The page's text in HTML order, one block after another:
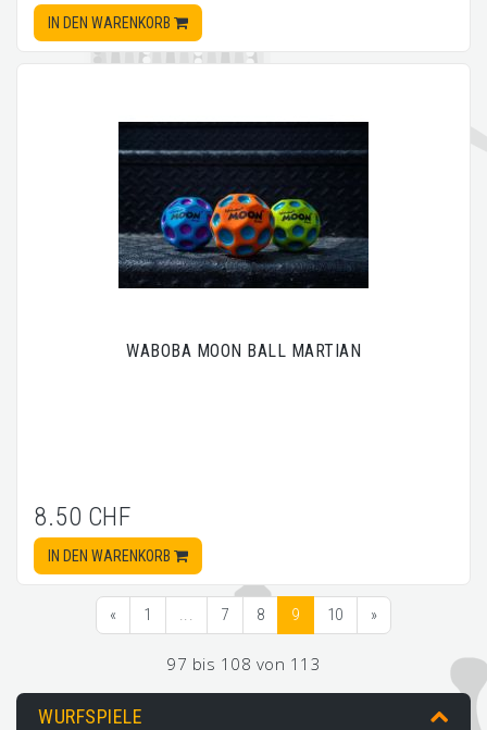
IN DEN WARENKORB
WABOBA MOON BALL MARTIAN
8.50 CHF
IN DEN WARENKORB
« 1 ... 7 8 9 10 »
97 bis 108 von 113
WURFSPIELE